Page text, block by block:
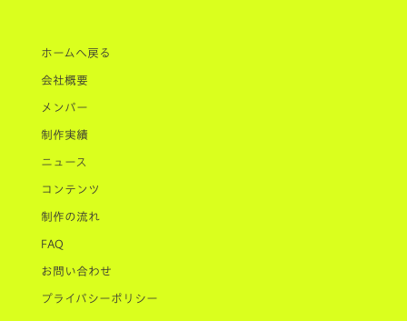
ホームへ戻る
会社概要
メンバー
制作実績
ニュース
コンテンツ
制作の流れ
FAQ
お問い合わせ
プライバシーポリシー